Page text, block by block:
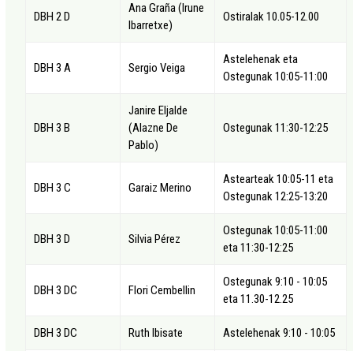
DBH 2 D
Ana Graña (Irune
Ibarretxe)
Ostiralak 10.05-12.00
DBH 3 A Sergio Veiga
Astelehenak eta
Ostegunak 10:05-11:00
DBH 3 B
Janire Eljalde
(Alazne De
Pablo)
Ostegunak 11:30-12:25
DBH 3 C Garaiz Merino
Astearteak 10:05-11 eta
Ostegunak 12:25-13:20
DBH 3 D Silvia Pérez
Ostegunak 10:05-11:00
eta 11:30-12:25
DBH 3 DC Flori Cembellin
Ostegunak 9:10 - 10:05
eta 11.30-12.25
DBH 3 DC Ruth Ibisate Astelehenak 9:10 - 10:05